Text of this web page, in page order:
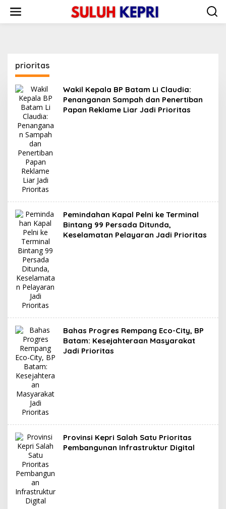
w
prioritas
Wakil Kepala BP Batam Li Claudia:
Penanganan Sampah dan Penertiban
Papan Reklame Liar Jadi Prioritas
Pemindahan Kapal Pelni ke Terminal
Bintang 99 Persada Ditunda,
Keselamatan Pelayaran Jadi Prioritas
Bahas Progres Rempang Eco-City, BP
Batam: Kesejahteraan Masyarakat
Jadi Prioritas
Provinsi Kepri Salah Satu Prioritas
Pembangunan Infrastruktur Digital